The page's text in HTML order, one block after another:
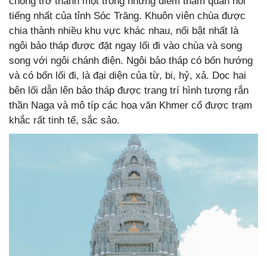
tiếng nhất của tỉnh Sóc Trăng. Khuôn viên chùa được
chia thành nhiều khu vực khác nhau, nổi bật nhất là
ngôi bảo tháp được đặt ngay lối đi vào chùa và song
song với ngôi chánh điện. Ngôi bảo tháp có bốn hướng
và có bốn lối đi, là đại diện của từ, bi, hỷ, xả. Dọc hai
bên lối dẫn lên bảo tháp được trang trí hình tượng rắn
thần Naga và mô típ các hoa văn Khmer cổ được trạm
khắc rất tinh tế, sắc sảo.